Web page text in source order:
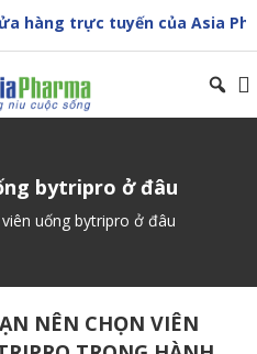
hàng trực tuyến của Asia
bytripro ở đâu
uống bytripro ở đâu
NÊN CHỌN VIÊN